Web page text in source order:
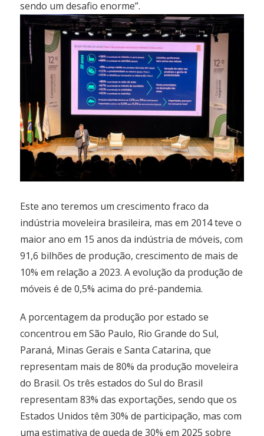
sendo um desafio enorme”.
Este ano teremos um crescimento fraco da
indústria moveleira brasileira, mas em 2014 teve o
maior ano em 15 anos da indústria de móveis, com
91,6 bilhões de produção, crescimento de mais de
10% em relação a 2023. A evolução da produção de
móveis é de 0,5% acima do pré-pandemia.
A porcentagem da produção por estado se
concentrou em São Paulo, Rio Grande do Sul,
Paraná, Minas Gerais e Santa Catarina, que
representam mais de 80% da produção moveleira
do Brasil. Os três estados do Sul do Brasil
representam 83% das exportações, sendo que os
Estados Unidos têm 30% de participação, mas com
uma estimativa de queda de 30% em 2025 sobre